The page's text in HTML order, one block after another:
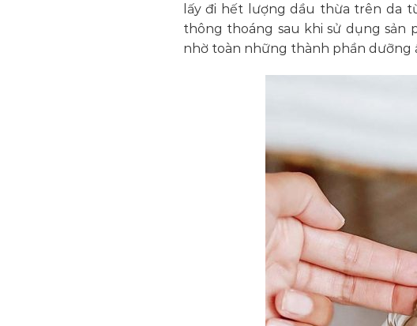
lấy đi hết lượng dầu thừa trên da
thông thoáng sau khi sử dụng sản
nhờ toàn những thành phần dưỡng